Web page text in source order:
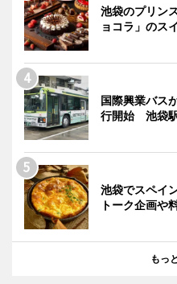
池袋のプリン
ョコラ」のス
国際興業バス
行開始 池袋
池袋でスペイ
トーク企画や
もっ